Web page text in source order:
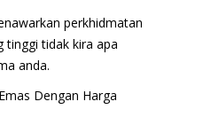
perkhidmatan
tinggi tidak kira apa
anda.
Dengan Harga